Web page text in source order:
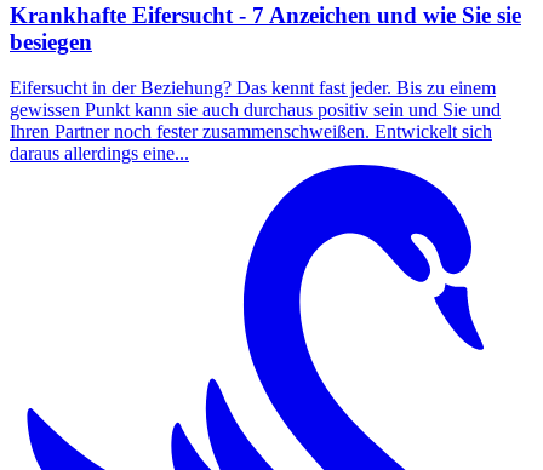
Krankhafte Eifersucht - 7 Anzeichen und wie Sie sie
besiegen
Eifersucht in der Beziehung? Das kennt fast jeder. Bis zu einem
gewissen Punkt kann sie auch durchaus positiv sein und Sie und
Ihren Partner noch fester zusammenschweißen. Entwickelt sich
daraus allerdings eine...